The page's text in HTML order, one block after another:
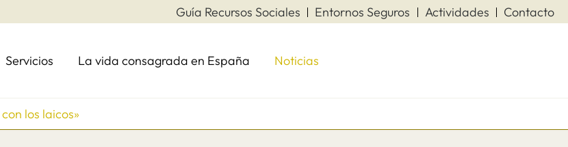
Guía Recursos Sociales Entornos Seguros Actividades Contacto
Servicios La vida consagrada en España Noticias
los laicos»